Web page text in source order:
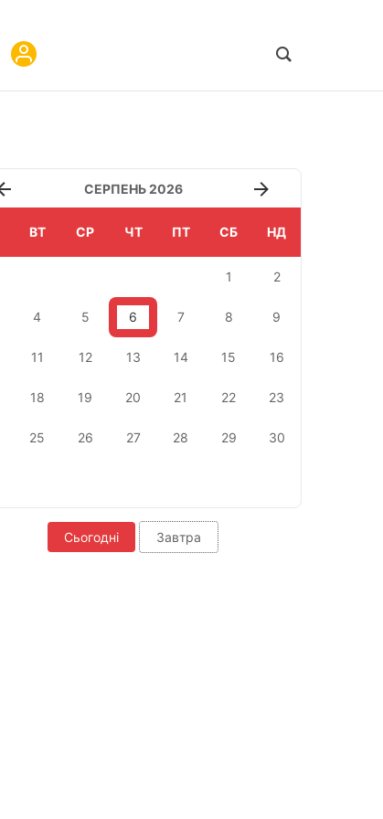
СЕРПЕНЬ 2026
ВТ СР ЧТ ПТ СБ НД
1 2
4 5 6 7 8 9
11 12 13 14 15 16
18 19 20 21 22 23
25 26 27 28 29 30
Сьогодні Завтра